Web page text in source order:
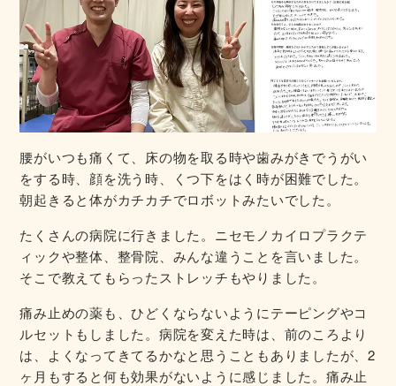
腰がいつも痛くて、床の物を取る時や歯みがきでうがい
をする時、顔を洗う時、くつ下をはく時が困難でした。
朝起きると体がカチカチでロボットみたいでした。
たくさんの病院に行きました。ニセモノカイロプラクテ
ィックや整体、整骨院、みんな違うことを言いました。
そこで教えてもらったストレッチもやりました。
痛み止めの薬も、ひどくならないようにテーピングやコ
ルセットもしました。病院を変えた時は、前のころより
は、よくなってきてるかなと思うこともありましたが、2
ヶ月もすると何も効果がないように感じました。痛み止